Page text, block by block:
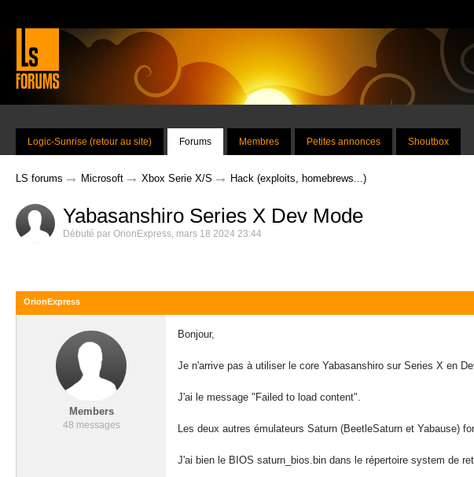
Logic-Sunrise (retour au site) Forums Membres Petites annonces Shoutbox
LS forums → Microsoft → Xbox Serie X/S → Hack (exploits, homebrews...)
Yabasanshiro Series X Dev Mode
Débuté par OrionExpress, mars 18 2024 23:44
OrionExpress
Members
48 messages
Bonjour,
Je n'arrive pas à utiliser le core Yabasanshiro sur Series X en
J'ai le message "Failed to load content".
Les deux autres émulateurs Saturn (BeetleSaturn et Yabause)
J'ai bien le BIOS saturn_bios.bin dans le répertoire system de